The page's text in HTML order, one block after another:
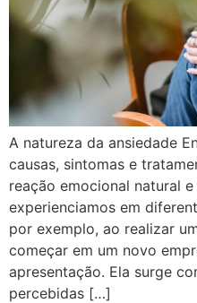
A natureza da ansiedade
causas, sintomas e
reação emocional natural
experienciamos em
por exemplo, ao realizar
começar em um novo
apresentação. Ela surge
percebidas […]